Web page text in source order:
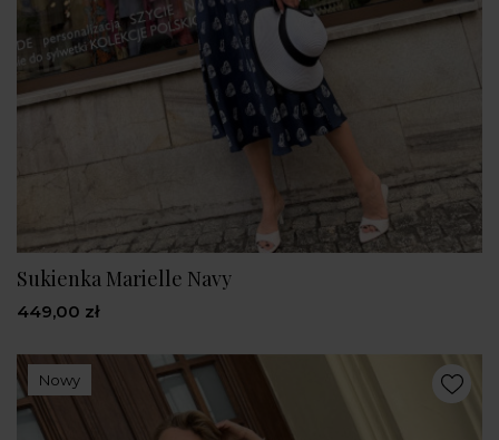
Sukienka Marielle Navy
449,00 zł
Nowy